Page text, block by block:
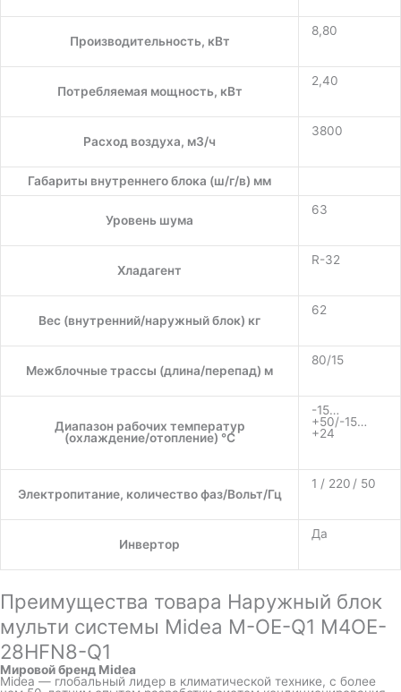
Производительность, кВт
8,80
Потребляемая мощность, кВт
2,40
Расход воздуха, м3/ч
3800
Габариты внутреннего блока (ш/г/в) мм
Уровень шума
63
Хладагент
R-32
Вес (внутренний/наружный блок) кг
62
Межблочные трассы (длина/перепад) м
80/15
Диапазон рабочих температур
(охлаждение/отопление) °C
-15…
+50/-15…
+24
Электропитание, количество фаз/Вольт/Гц
1 / 220 / 50
Инвертор
Да
Преимущества товара Наружный блок
мульти системы Midea M-OE-Q1 M4OE-
28HFN8-Q1
Мировой бренд Midea
Midea — глобальный лидер в климатической технике, с более